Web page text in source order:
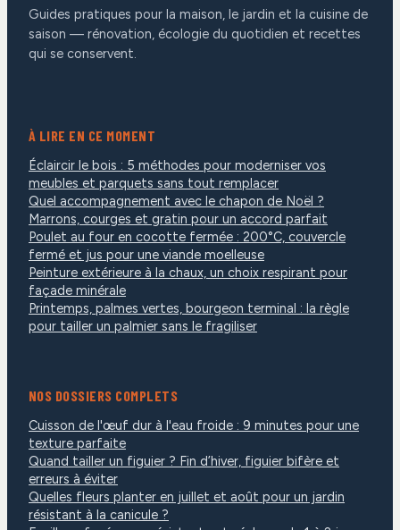
Guides pratiques pour la maison, le jardin et la cuisine de
saison — rénovation, écologie du quotidien et recettes
qui se conservent.
À LIRE EN CE MOMENT
Éclaircir le bois : 5 méthodes pour moderniser vos
meubles et parquets sans tout remplacer
Quel accompagnement avec le chapon de Noël ?
Marrons, courges et gratin pour un accord parfait
Poulet au four en cocotte fermée : 200°C, couvercle
fermé et jus pour une viande moelleuse
Peinture extérieure à la chaux, un choix respirant pour
façade minérale
Printemps, palmes vertes, bourgeon terminal : la règle
pour tailler un palmier sans le fragiliser
NOS DOSSIERS COMPLETS
Cuisson de l'œuf dur à l'eau froide : 9 minutes pour une
texture parfaite
Quand tailler un figuier ? Fin d’hiver, figuier bifère et
erreurs à éviter
Quelles fleurs planter en juillet et août pour un jardin
résistant à la canicule ?